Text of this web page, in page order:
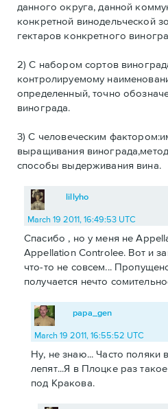
данного округа, данной
конкретной винодельческой
гектаров конкретного
2) С набором сортов
контролируемому
определенный, точно
винограда.
3) С человеческим
выращивания
способы выдерживания вина.
lillyho
March 19 2011, 16:49:53 UTC
Спасибо , но у меня не
Appellation Controlee. Вот и
что-то не совсем...
получается нечто
papa_gen
March 19 2011, 16:55:52 UTC
Ну, не знаю... Часто поляки
лепят...Я в Плоцке раз
под Кракова.